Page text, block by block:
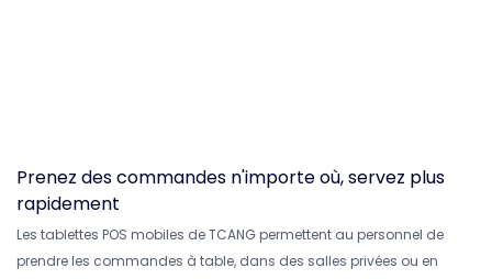
Prenez des commandes n'importe où, servez plus
rapidement
Les tablettes POS mobiles de TCANG permettent au personnel de
prendre les commandes à table, dans des salles privées ou en